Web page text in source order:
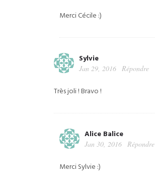
Merci Cécile :)
Sylvie
Jan 29, 2016 Répondre
Très joli ! Bravo !
Alice Balice
Jan 30, 2016 Répondre
Merci Sylvie :)